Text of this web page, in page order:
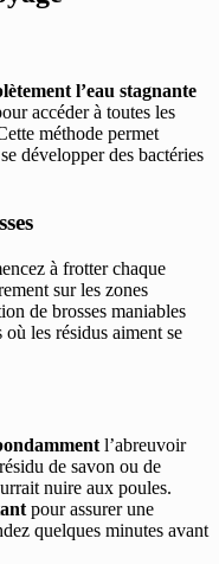
l’eau stagnante
accéder à toutes les
méthode permet
développer des bactéries
à frotter chaque
sur les zones
de brosses maniables
où les résidus aiment se
l’abreuvoir
de savon ou de
nuire aux poules.
pour assurer une
quelques minutes avant